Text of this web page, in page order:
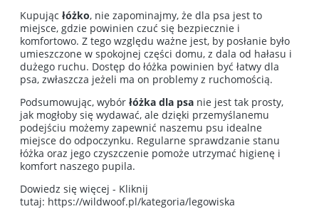
Kupując łóżko, nie zapominajmy, że dla psa jest to
miejsce, gdzie powinien czuć się bezpiecznie i
komfortowo. Z tego względu ważne jest, by posłanie było
umieszczone w spokojnej części domu, z dala od hałasu i
dużego ruchu. Dostęp do łóżka powinien być łatwy dla
psa, zwłaszcza jeżeli ma on problemy z ruchomością.
Podsumowując, wybór łóżka dla psa nie jest tak prosty,
jak mogłoby się wydawać, ale dzięki przemyślanemu
podejściu możemy zapewnić naszemu psu idealne
miejsce do odpoczynku. Regularne sprawdzanie stanu
łóżka oraz jego czyszczenie pomoże utrzymać higienę i
komfort naszego pupila.
Dowiedz się więcej - Kliknij
tutaj: https://wildwoof.pl/kategoria/legowiska